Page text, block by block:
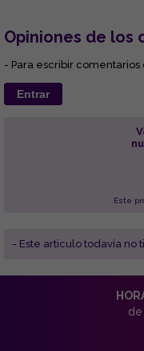
Opiniones de los
- Para escribir
Entrar
Este
- Este articulo todavía no